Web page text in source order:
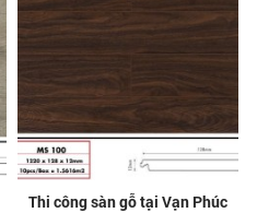
Thi công sàn gỗ tại Vạn Phúc